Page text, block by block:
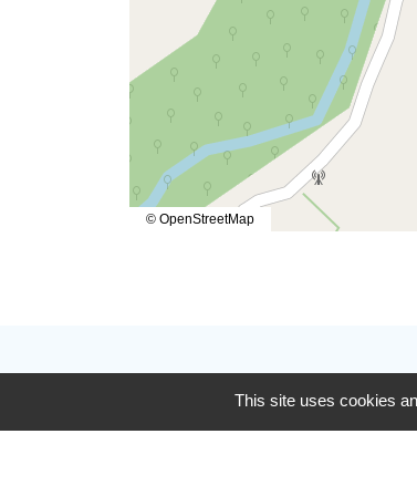
© OpenStreetMap
Contactez-nous
This site uses cookies